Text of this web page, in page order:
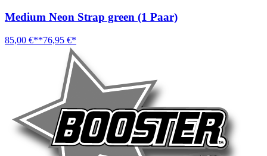
Medium Neon Strap green (1 Paar)
85,00 €**76,95 €*